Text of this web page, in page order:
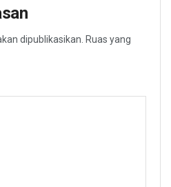
dipublikasikan. Ruas yang